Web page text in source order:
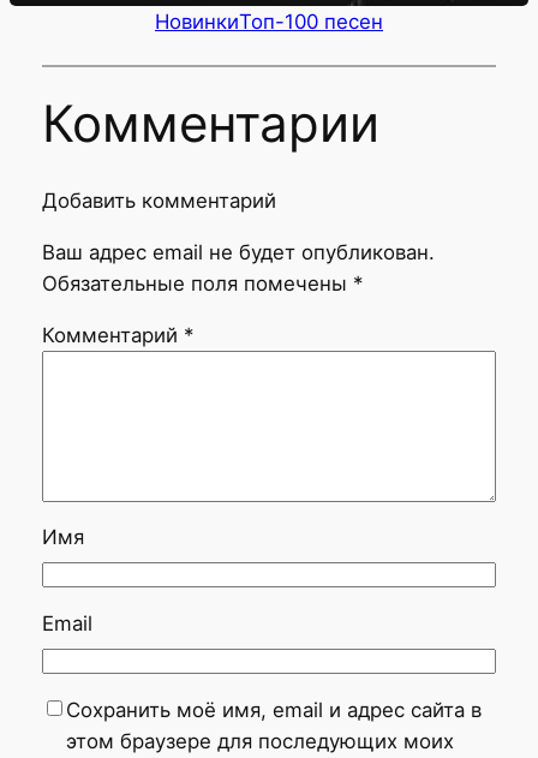
НовинкиТоп-100 песен
Комментарии
Добавить комментарий
Ваш адрес email не будет опубликован.
Обязательные поля помечены *
Комментарий *
Имя
Email
Сохранить моё имя, email и адрес сайта в
этом браузере для последующих моих